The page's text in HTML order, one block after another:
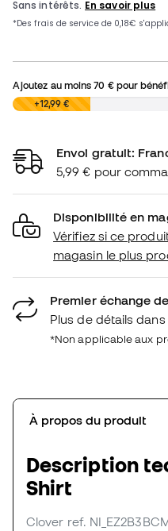
Ajoutez au moins70 €pour
0,00 €+12,99 €
Envoi gratuit:
5,99 € pour
Disponibilité en
Vérifiez si ce
magasin le plus
Premier échange
Plus de détails
*Non applicable aux
À propos du produit
Description
Shirt
Clover ref.